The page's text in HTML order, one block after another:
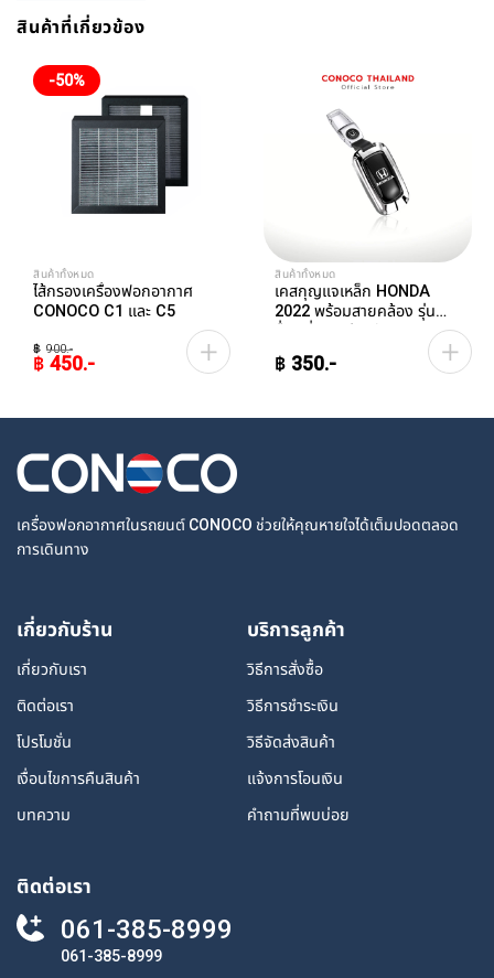
สินค้าที่เกี่ยวข้อง
-50%
สินค้าทั้งหมด
ไส้กรองเครื่องฟอกอากาศ
CONOCO C1 และ C5
฿ 900
฿900.
฿ 450
฿450.
สินค้าทั้งหมด
เคสกุญแจเหล็ก HONDA
2022 พร้อมสายคล้อง รุ่น
อื่นๆที่ทรงเดียวกัน Car Key
Case
฿ 350
เครื่องฟอกอากาศในรถยนต์ CONOCO ช่วยให้คุณหายใจได้เต็มปอดตลอด
การเดินทาง
เกี่ยวกับร้าน
เกี่ยวกับเรา
ติดต่อเรา
โปรโมชั่น
เงื่อนไขการคืนสินค้า
บทความ
บริการลูกค้า
วิธีการสั่งซื้อ
วิธีการชำระเงิน
วิธีจัดส่งสินค้า
แจ้งการโอนเงิน
คำถามที่พบบ่อย
ติดต่อเรา
061-385-8999
061-385-8999